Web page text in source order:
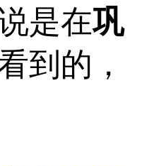
是在巩
看到的，